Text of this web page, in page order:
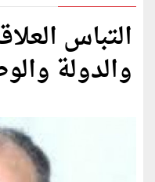
التباس
والدولة